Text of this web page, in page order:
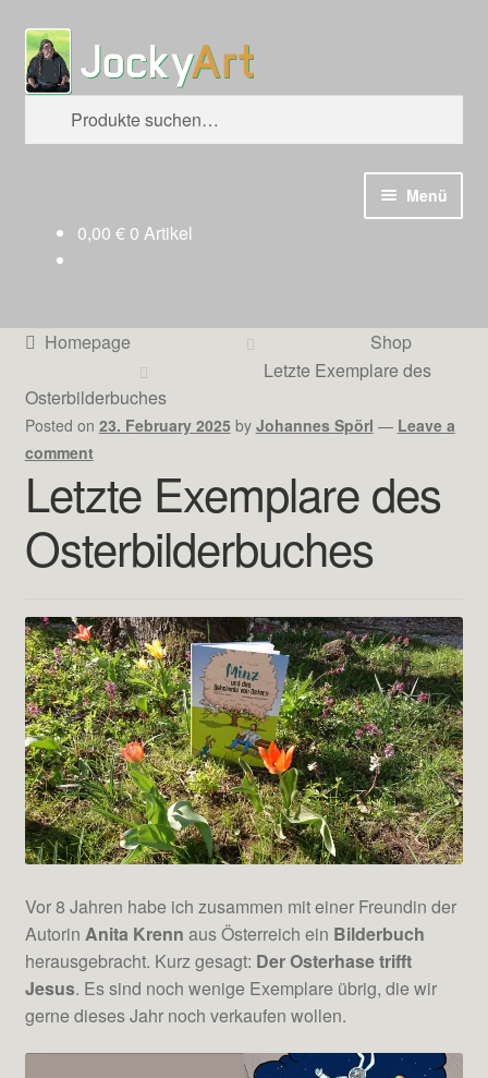
Zur
Navigation
springen
Zum
Inhalt
springen
Suche
Suchen
Menü
Homepage
Videos
Newsletter
Testimonials
Contact
0,00 € 0 Artikel
Homepage
Shop
Letzte Exemplare des
Osterbilderbuches
Posted on 23. February 2025 by Johannes Spörl — Leave a
comment
Letzte Exemplare des
Osterbilderbuches
Vor 8 Jahren habe ich zusammen mit einer Freundin der
Autorin Anita Krenn aus Österreich ein Bilderbuch
herausgebracht. Kurz gesagt: Der Osterhase trifft
Jesus. Es sind noch wenige Exemplare übrig, die wir
gerne dieses Jahr noch verkaufen wollen.